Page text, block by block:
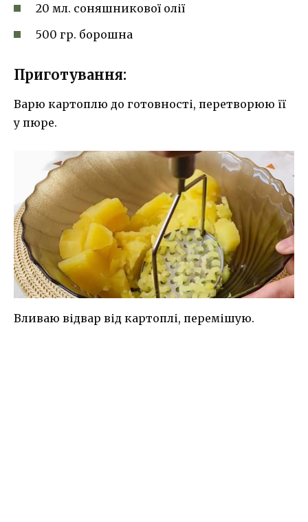
20 мл. соняшникової олії
500 гр. борошна
Приготування:
Варю картоплю до готовності, перетворюю її
у пюре.
Вливаю відвар від картоплі, перемішую.